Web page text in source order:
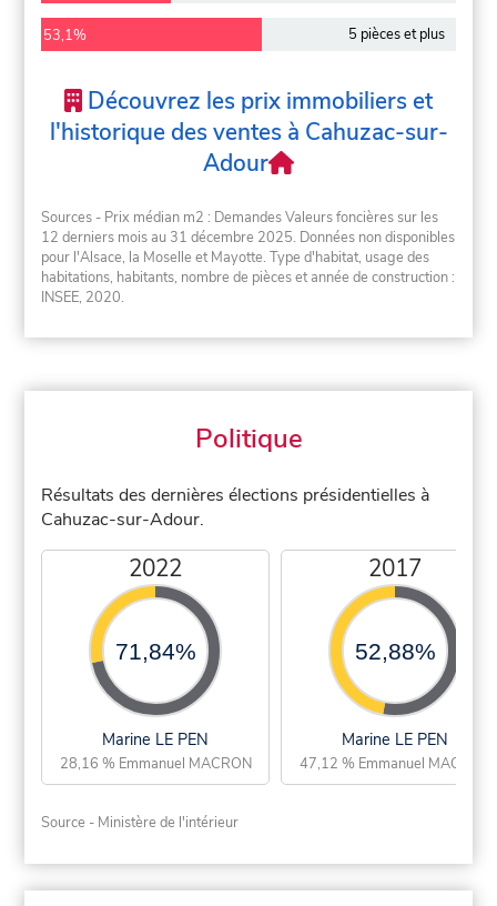
53,1% 5 pièces et plus
Découvrez les prix immobiliers et
l'historique des ventes à Cahuzac-sur-
Adour
Sources - Prix médian m2 : Demandes Valeurs foncières sur les
12 derniers mois au 31 décembre 2025. Données non disponibles
pour l'Alsace, la Moselle et Mayotte. Type d'habitat, usage des
habitations, habitants, nombre de pièces et année de construction :
INSEE, 2020.
Politique
Résultats des dernières élections présidentielles à
Cahuzac-sur-Adour.
2022
71,84%
Marine LE PEN
28,16 % Emmanuel MACRON
2017
52,88%
Marine LE PEN
47,12 % Emmanuel MACRON
Source - Ministère de l'intérieur